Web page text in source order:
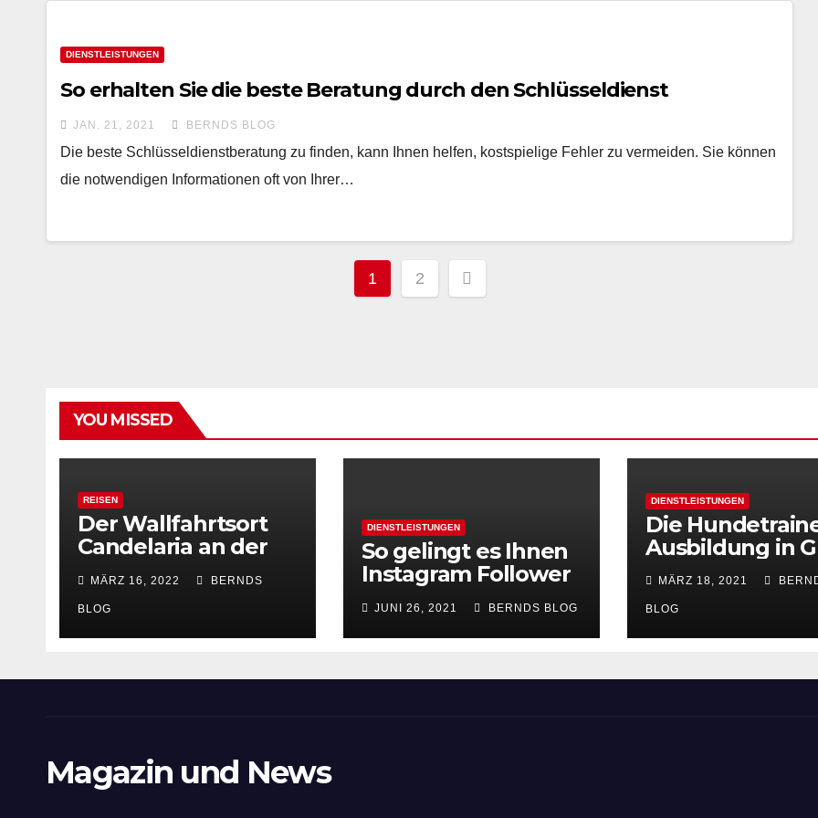
DIENSTLEISTUNGEN
So erhalten Sie die beste Beratung durch den Schlüsseldienst
JAN. 21, 2021 BERNDS BLOG
Die beste Schlüsseldienstberatung zu finden, kann Ihnen helfen, kostspielige Fehler zu vermeiden. Sie können
die notwendigen Informationen oft von Ihrer…
Beitragsnavigation
1 2
YOU MISSED
REISEN
Der Wallfahrtsort
Candelaria an der
Ostküste Teneriffas
MÄRZ 16, 2022 BERNDS
BLOG
DIENSTLEISTUNGEN
So gelingt es Ihnen
Instagram Follower
zu kaufen
JUNI 26, 2021 BERNDS BLOG
DIENSTLEISTUNGEN
Die
Ausbildung in
MÄRZ 18, 2021
BLOG
Magazin und News